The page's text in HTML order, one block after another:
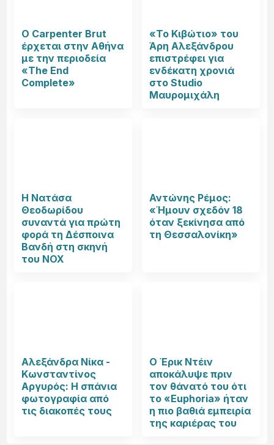
Ο Carpenter Brut
έρχεται στην Αθήνα
με την περιοδεία
«The End
Complete»
«Το Κιβώτιο» του
Άρη Αλεξάνδρου
επιστρέφει για
ενδέκατη χρονιά
στο Studio
Μαυρομιχάλη
Η Νατάσα
Θεοδωρίδου
συναντά για πρώτη
φορά τη Δέσποινα
Βανδή στη σκηνή
του NOX
Αντώνης Ρέμος:
«Ήμουν σχεδόν 18
όταν ξεκίνησα από
τη Θεσσαλονίκη»
Αλεξάνδρα Νίκα -
Κωνσταντίνος
Αργυρός: Η σπάνια
φωτογραφία από
τις διακοπές τους
Ο Έρικ Ντέιν
αποκάλυψε πριν
τον θάνατό του ότι
το «Euphoria» ήταν
η πιο βαθιά εμπειρία
της καριέρας του